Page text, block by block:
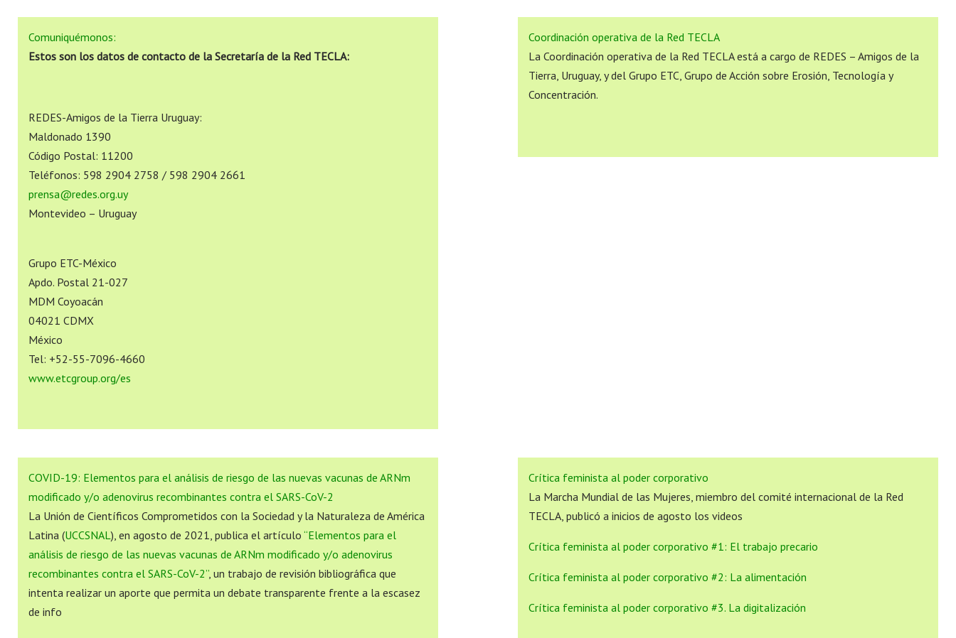
Comuniquémonos:
Estos son los datos de contacto de la Secretaría de la Red TECLA:
REDES-Amigos de la Tierra Uruguay:
Maldonado 1390
Código Postal: 11200
Teléfonos: 598 2904 2758 / 598 2904 2661
prensa@redes.org.uy
Montevideo – Uruguay
Grupo ETC-México
Apdo. Postal 21-027
MDM Coyoacán
04021 CDMX
México
Tel: +52-55-7096-4660
www.etcgroup.org/es
Coordinación operativa de la Red TECLA
La Coordinación operativa de la Red TECLA está a cargo de REDES – Amigos de la
Tierra, Uruguay, y del Grupo ETC, Grupo de Acción sobre Erosión, Tecnología y
Concentración.
COVID-19: Elementos para el análisis de riesgo de las nuevas vacunas de ARNm
modificado y/o adenovirus recombinantes contra el SARS-CoV-2
La Unión de Científicos Comprometidos con la Sociedad y la Naturaleza de América
Latina (UCCSNAL), en agosto de 2021, publica el artículo “Elementos para el
análisis de riesgo de las nuevas vacunas de ARNm modificado y/o adenovirus
recombinantes contra el SARS-CoV-2”, un trabajo de revisión bibliográfica que
intenta realizar un aporte que permita un debate transparente frente a la escasez
de info
Crítica feminista al poder corporativo
La Marcha Mundial de las Mujeres, miembro del comité internacional de la Red
TECLA, publicó a inicios de agosto los videos
Crítica feminista al poder corporativo #1: El trabajo precario
Crítica feminista al poder corporativo #2: La alimentación
Crítica feminista al poder corporativo #3. La digitalización